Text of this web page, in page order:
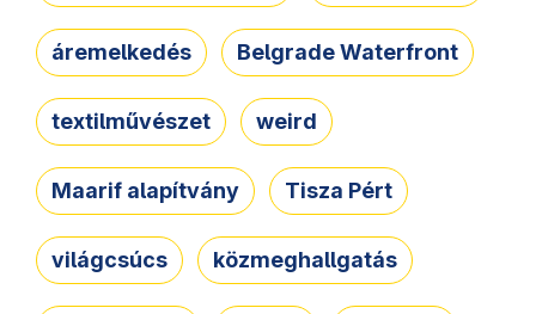
áremelkedés Belgrade Waterfront
textilművészet weird
Maarif alapítvány Tisza Pért
világcsúcs közmeghallgatás